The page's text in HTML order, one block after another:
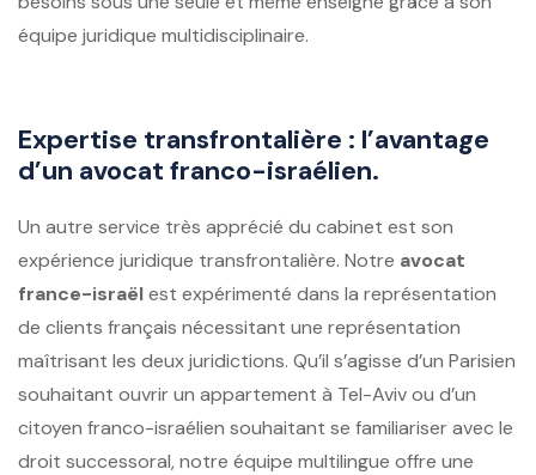
équipe juridique multidisciplinaire.
Expertise transfrontalière : l’avantage
d’un avocat franco-israélien.
Un autre service très apprécié du cabinet est son
expérience juridique transfrontalière. Notre avocat
france-israëlest expérimenté dans la représentation
de clients français nécessitant une représentation
maîtrisant les deux juridictions. Qu’il s’agisse d’un Parisien
souhaitant ouvrir un appartement à Tel-Aviv ou d’un
citoyen franco-israélien souhaitant se familiariser avec le
droit successoral, notre équipe multilingue offre une